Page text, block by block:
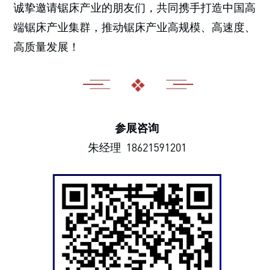
诚挚邀请锯床产业的朋友们，共同携手打造中国高
端锯床产业集群，推动锯床产业高规模、高速度、
高质量发展！
参展咨询
朱经理 18621591201